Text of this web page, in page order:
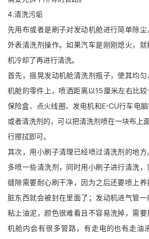
4.清洗污垢
先用布或者是刷子对发动机舱进行简单除
外表清洗剂操作。如果汽车是刚刚熄火，
机冷却了再进行清洗。
首先，摇晃发动机舱清洗剂瓶子，使其均
机舱的零件上，喷洒距离以15厘米左右比较
保险盒、点火线圈、发电机和E-CU行车电
或者清洗剂的，可以把清洗剂喷在一块布上
行擦拭即可。
其次，用小刷子清理已经喷过清洗剂的地方
多喷一些清洗剂，同时用小刷子进行清洗
缝隙需要耐心刷干净，因为之后还要喷上养
脏东西就会被封在里面了；发动机进气管
粘上油泥，颜色很难看且不容易洗掉，需
机舱内会有很多管路，有走电的也有走油